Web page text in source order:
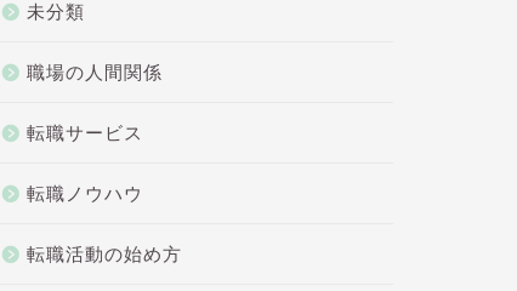
未分類
職場の人間関係
転職サービス
転職ノウハウ
転職活動の始め方